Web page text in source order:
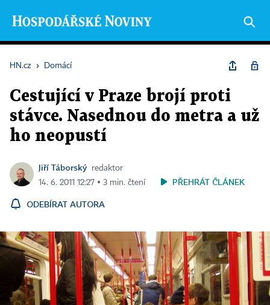
HN.cz › Domácí
Cestující v Praze brojí proti
stávce. Nasednou do metra a už
ho neopustí
Jiří Táborský
redaktor
14. 6. 2011 12:27 ▪ 3 min. čtení
PŘEHRÁT ČLÁNEK
ODEBÍRAT AUTORA